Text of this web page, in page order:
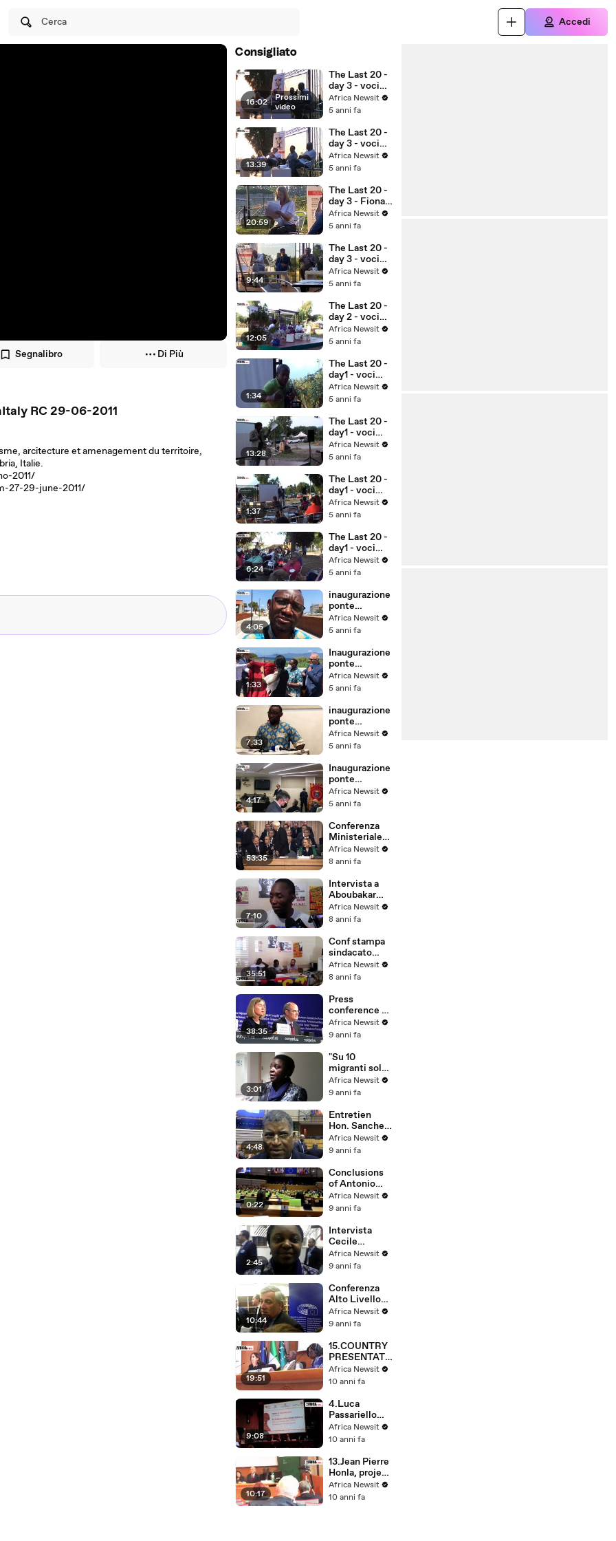
Cerca Accedi
Segnalibro Di Più
RC 29-06-2011
arcitecture et amenagement du territoire,
Italie.
2011/
27-29-june-2011/
Consigliato
16:02 | Prossimi
video
The Last 20 -
day 3 - voci
degli ultimi 3
Africa Newsit
5 anni fa
13:39
The Last 20 -
day 3 - voci
degli ultimi 2
Africa Newsit
5 anni fa
20:59
The Last 20 -
day 3 - Fiona
Kendall
Africa Newsit
5 anni fa
9:44
The Last 20 -
day 3 - voci
degli ultimi 1
Africa Newsit
5 anni fa
12:05
The Last 20 -
day 2 - voci
degli ultimi
Africa Newsit
5 anni fa
1:34
The Last 20 -
day1 - voci
degli ultimi II
Africa Newsit
5 anni fa
13:28
The Last 20 -
day1 - voci
degli ultimi IV
- John Mpaliza
Africa Newsit
5 anni fa
1:37
The Last 20 -
day1 - voci
degli ultimi III
Africa Newsit
5 anni fa
6:24
The Last 20 -
day1 - voci
degli ultimi I
Africa Newsit
5 anni fa
4:05
inaugurazione
ponte
Attanasio -
intervista
Africa Newsit
5 anni fa
1:33
Inaugurazione
ponte
Attanasio a
Reggio Cal. -
Africa Newsit
5 anni fa
7:33
inaugurazione
ponte
Attanasio 1 -
Anselme
Africa Newsit
5 anni fa
4:17
Inaugurazione
ponte
Attanasio a
Reggio
Africa Newsit
5 anni fa
53:35
Conferenza
Ministeriale
Italia – Africa
(25.10.2018)
Africa Newsit
8 anni fa
7:10
Intervista a
Aboubakar
Soumahoro
Africa Newsit
8 anni fa
35:51
Conf stampa
sindacato
USB Soumaila
Sacko del 13-
Africa Newsit
8 anni fa
38:35
Press
conference -
Partnership
Africa-EU
Africa Newsit
9 anni fa
3:01
"Su 10
migranti solo 1
arriva in
Europa" -
Partnership
Africa EU
Africa Newsit
9 anni fa
4:48
Entretien
Hon. Sanches
Pina Helio de
Jesus, MP -
Africa EU
Africa Newsit
9 anni fa
0:22
Conclusions
of Antonio
Tajani -
Partnership
Africa Newsit
9 anni fa
2:45
Intervista
Cecile
Kyenge -
Partnership
Africa Newsit
9 anni fa
10:44
Conferenza
Alto Livello
Africa-UE
intervista
Africa Newsit
9 anni fa
19:51
15.COUNTRY
PRESENTATI
ON BURKINA
FASO
Africa Newsit
10 anni fa
9:08
4.Luca
Passariello
SACE
programma
OA2016
Africa Newsit
10 anni fa
10:17
13.Jean Pierre
Honla, project
founder &
Chief
Africa Newsit
10 anni fa